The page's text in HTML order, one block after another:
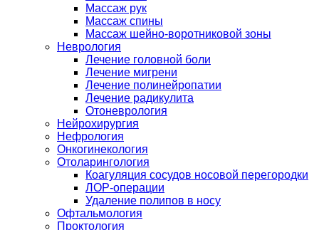
Массаж рук
Массаж спины
Массаж шейно-воротниковой зоны
Неврология
Лечение головной боли
Лечение мигрени
Лечение полинейропатии
Лечение радикулита
Отоневрология
Нейрохирургия
Нефрология
Онкогинекология
Отоларингология
Коагуляция сосудов носовой перегородки
ЛОР-операции
Удаление полипов в носу
Офтальмология
Проктология